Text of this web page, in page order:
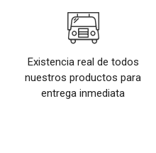
Existencia real de todos
nuestros productos para
entrega inmediata